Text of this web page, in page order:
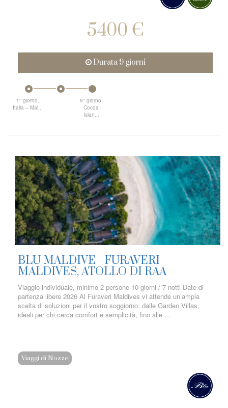
5400 €
Durata 9 giorni
1° giorno,
Italia – Mal...
9° giorno,
Cocoa
Islan...
BLU MALDIVE - FURAVERI
MALDIVES, ATOLLO DI RAA
Viaggio individuale, minimo 2 persone 10 giorni / 7 notti Date di
partenza libere 2026 Al Furaveri Maldives vi attende un’ampia
scelta di soluzioni per il vostro soggiorno: dalle Garden Villas,
ideali per chi cerca comfort e semplicità, fino alle ...
Viaggi di Nozze